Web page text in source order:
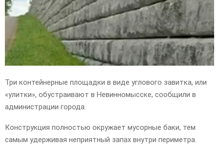
N
Три контейнерные площадки в виде углового завитка, или
«улитки», обустраивают в Невинномысске, сообщили в
администрации города.
Конструкция полностью окружает мусорные баки, тем
самым удерживая неприятный запах внутри периметра.